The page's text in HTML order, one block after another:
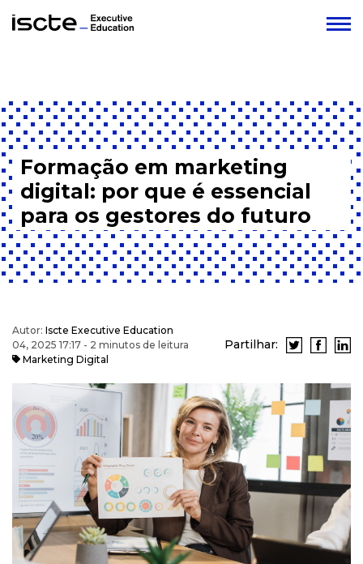
Formação em marketing
digital: por que é essencial
para os gestores do futuro
Autor: Iscte Executive Education
04, 2025 17:17 - 2 minutos de leitura
Marketing Digital
Partilhar: